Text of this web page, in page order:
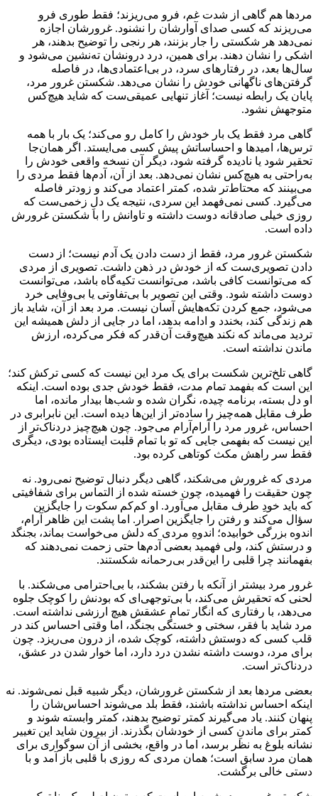
مردها هم گاهی از شدت غم، فرو می‌ریزند؛ فقط طوری فرو
می‌ریزند که کسی صدای آوارشان را نشنود. غرورشان اجازه
نمی‌دهد هر شکستی را جار بزنند، هر رنجی را توضیح بدهند، هر
اشکی را نشان دهند. برای همین، درد درونشان ته‌نشین می‌شود و
سال‌ها بعد، در رفتارهای سرد، در بی‌اعتمادی‌ها، در فاصله
گرفتن‌های ناگهانی خودش را نشان می‌دهد. شکستن غرور مرد،
پایان یک رابطه نیست؛ آغاز تنهایی عمیقی‌ست که شاید هیچ‌کس
متوجهش نشود.
گاهی مرد فقط یک بار خودش را کامل رو می‌کند؛ یک بار با همه
ترس‌ها، امیدها و احساساتش پیش کسی می‌ایستد. اگر همان‌جا
تحقیر شود یا نادیده گرفته شود، دیگر آن نسخه واقعی خودش را
به‌راحتی به هیچ‌کس نشان نمی‌دهد. بعد از آن، آدم‌ها فقط مردی را
می‌بینند که محتاط‌تر شده، کمتر اعتماد می‌کند و زودتر فاصله
می‌گیرد. کسی نمی‌فهمد این سردی، نتیجه یک دلِ زخمی‌ست که
روزی خیلی صادقانه دوست داشته و تاوانش را با شکستن غرورش
داده است.
شکستن غرور مرد، فقط از دست دادن یک آدم نیست؛ از دست
دادن تصویری‌ست که از خودش در ذهن داشت. تصویری از مردی
که می‌توانست کافی باشد، می‌توانست تکیه‌گاه باشد، می‌توانست
دوست داشته شود. وقتی این تصویر با بی‌تفاوتی یا بی‌وفایی خرد
می‌شود، جمع کردن تکه‌هایش آسان نیست. مرد بعد از آن، شاید باز
هم زندگی کند، بخندد و ادامه بدهد، اما در جایی از دلش همیشه این
تردید می‌ماند که نکند هیچ‌وقت آن‌قدر که فکر می‌کرده، ارزش
ماندن نداشته است.
گاهی تلخ‌ترین شکست برای یک مرد این نیست که کسی ترکش کند؛
این است که بفهمد تمام مدت، فقط خودش جدی بوده است. اینکه
او دل بسته، برنامه چیده، نگران شده و شب‌ها بیدار مانده، اما
طرف مقابل همه‌چیز را ساده‌تر از این‌ها دیده است. این نابرابری در
احساس، غرور مرد را آرام‌آرام می‌جود. چون هیچ‌چیز دردناک‌تر از
این نیست که بفهمی جایی که تو با تمام قلبت ایستاده بودی، دیگری
فقط سر راهش مکث کوتاهی کرده بود.
مردی که غرورش می‌شکند، گاهی دیگر دنبال توضیح نمی‌رود. نه
چون حقیقت را فهمیده، چون خسته شده از التماس برای شفافیتی
که باید خودِ طرف مقابل می‌آورد. او کم‌کم سکوت را جایگزین
سؤال می‌کند و رفتن را جایگزین اصرار. اما پشت این ظاهر آرام،
اندوه بزرگی خوابیده؛ اندوهِ مردی که دلش می‌خواست بماند، بجنگد
و درستش کند، ولی فهمید بعضی آدم‌ها حتی زحمت نمی‌دهند که
بفهمانند چرا قلبی را این‌قدر بی‌رحمانه شکستند.
غرور مرد بیشتر از آنکه با رفتن بشکند، با بی‌احترامی می‌شکند. با
لحنی که تحقیرش می‌کند، با بی‌توجهی‌ای که بودنش را کوچک جلوه
می‌دهد، با رفتاری که انگار تمام عشقش هیچ ارزشی نداشته است.
مرد شاید با فقر، سختی و خستگی بجنگد، اما وقتی احساس کند در
قلب کسی که دوستش داشته، کوچک شده، از درون می‌ریزد. چون
برای مرد، دوست داشته نشدن درد دارد، اما خوار شدن در عشق،
دردناک‌تر است.
بعضی مردها بعد از شکستن غرورشان، دیگر شبیه قبل نمی‌شوند. نه
اینکه احساس نداشته باشند، فقط بلد می‌شوند احساس‌شان را
پنهان کنند. یاد می‌گیرند کمتر توضیح بدهند، کمتر وابسته شوند و
کمتر برای ماندنِ کسی از خودشان بگذرند. از بیرون شاید این تغییر
نشانه بلوغ به نظر برسد، اما در واقع، بخشی از آن سوگواری برای
همان مرد سابق است؛ همان مردی که روزی با قلبی باز آمد و با
دستی خالی برگشت.